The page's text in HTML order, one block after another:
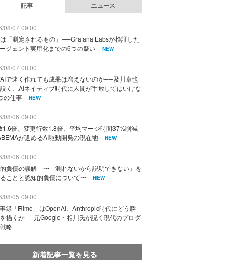
記事 ニュース
08/07 09:00
「測定されるもの」──Grafana Labsが検証した
ジェント実用化までの6つの疑い
NEW
08/07 08:00
で速く作れても成果は増えないのか──及川卓也
く、AIネイティブ時代に人間が手放してはいけな
の仕事
NEW
08/06 09:00
1.6倍、変更行数1.8倍、平均マージ時間37%削減
が進めるAI駆動開発の現在地
NEW
08/06 08:00
負債の誤解 〜「測れないから説明できない」を
ことと認知的負債について〜
NEW
08/05 09:00
録「Rimo」はOpenAI、Anthropic時代にどう勝
描くか──元Google・相川氏が説く現代のプロダ
略
新着記事一覧を見る